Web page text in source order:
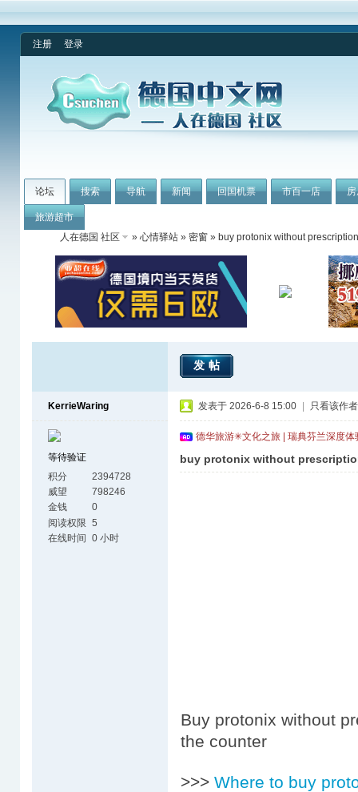
注册 登录
论坛 搜索 导航 新闻 回国机票 市百一店
旅游超市
人在德国 社区
» 心情驿站 » 密窗 » buy protonix without
发帖
KerrieWaring
等待验证
积分
2394728
威望
798246
金钱
0
阅读权限 5
在线时间 0 小时
发表于 2026-6-8 15:00 只看该作者
德华旅游✳文化之旅 | 瑞典芬兰深度
buy protonix without
Buy protonix without
the counter
>>> Where to buy